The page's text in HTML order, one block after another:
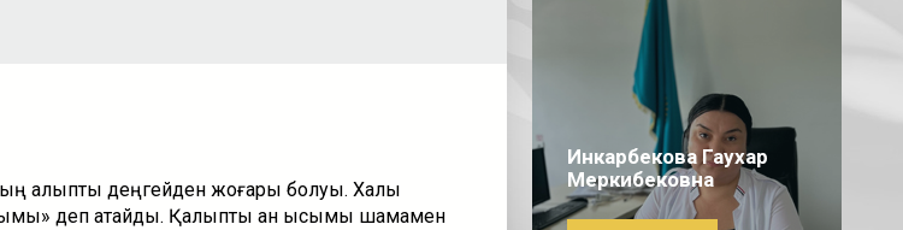
қалыпты деңгейден жоғары болуы. Халық
деп атайды. Қалыпты қан қысымы шамамен
Инкарбекова Гаухар
Меркибековна